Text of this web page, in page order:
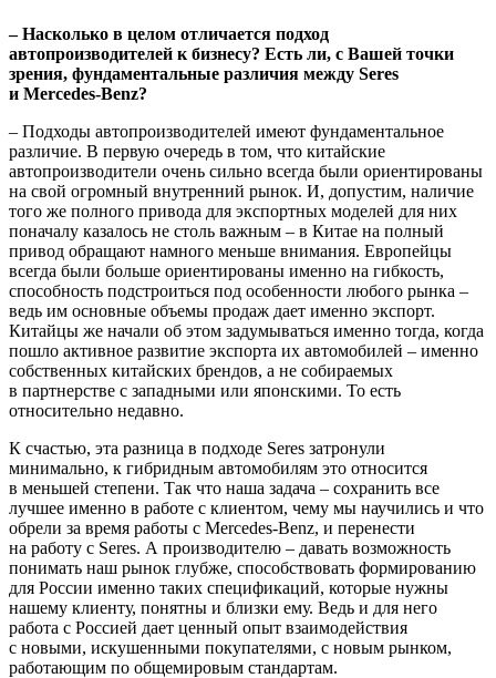
– Насколько в целом отличается подход
автопроизводителей к бизнесу? Есть ли, с Вашей точки
зрения, фундаментальные различия между Seres
и Mercedes-Benz?
– Подходы автопроизводителей имеют фундаментальное
различие. В первую очередь в том, что китайские
автопроизводители очень сильно всегда были ориентированы
на свой огромный внутренний рынок. И, допустим, наличие
того же полного привода для экспортных моделей для них
поначалу казалось не столь важным – в Китае на полный
привод обращают намного меньше внимания. Европейцы
всегда были больше ориентированы именно на гибкость,
способность подстроиться под особенности любого рынка –
ведь им основные объемы продаж дает именно экспорт.
Китайцы же начали об этом задумываться именно тогда, когда
пошло активное развитие экспорта их автомобилей – именно
собственных китайских брендов, а не собираемых
в партнерстве с западными или японскими. То есть
относительно недавно.
К счастью, эта разница в подходе Seres затронули
минимально, к гибридным автомобилям это относится
в меньшей степени. Так что наша задача – сохранить все
лучшее именно в работе с клиентом, чему мы научились и что
обрели за время работы с Mercedes-Benz, и перенести
на работу с Seres. А производителю – давать возможность
понимать наш рынок глубже, способствовать формированию
для России именно таких спецификаций, которые нужны
нашему клиенту, понятны и близки ему. Ведь и для него
работа с Россией дает ценный опыт взаимодействия
с новыми, искушенными покупателями, с новым рынком,
работающим по общемировым стандартам.